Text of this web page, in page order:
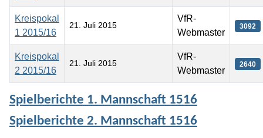
Kreispokal
1 2015/16
21. Juli 2015
VfR-
Webmaster
3092
Kreispokal
2 2015/16
21. Juli 2015
VfR-
Webmaster
2640
Spielberichte 1. Mannschaft 1516
Spielberichte 2. Mannschaft 1516